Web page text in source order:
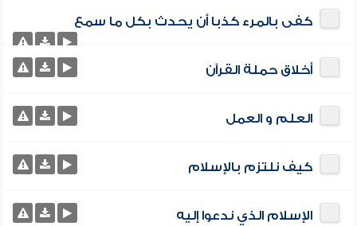
كفى بالمرء كذبا أن يحدث بكل ما سمع
أخلاق حملة القرآن
العلم و العمل
كيف نلتزم بالإسلام
الإسلام الذي ندعوا إليه